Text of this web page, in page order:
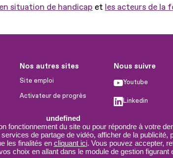
undefined
du site ou pour répondre à votre
de partage de vidéo, afficher de la
les finalités en cliquant ici. Vous pouvez accepter,
choix en allant dans le module de gestion figurant
situation de handicap et les acteurs de la
Nos autres sites
Site emploi
Activateur de progrès
Innovation et recherche
Université du RRH
Service AppuiPro
Nous suivre
Youtube
Linkedin
X